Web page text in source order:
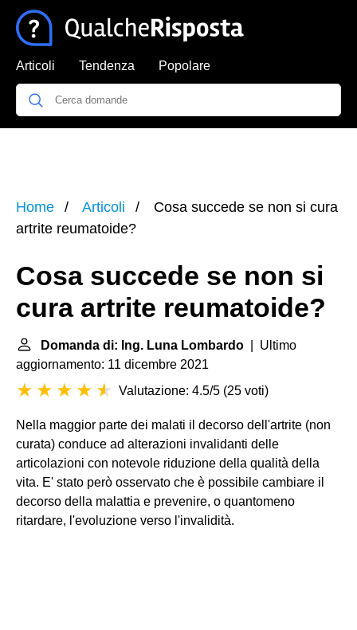
Articoli Tendenza Popolare
Home Articoli
Cosa succede se non si cura
artrite reumatoide?
Cosa succede se non si
cura artrite reumatoide?
Domanda di: Ing. Luna Lombardo | Ultimo
aggiornamento: 11 dicembre 2021
Valutazione: 4.5/5 (25 voti)
Nella maggior parte dei malati il decorso dell'artrite (non
curata) conduce ad alterazioni invalidanti delle
articolazioni con notevole riduzione della qualità della
vita. E' stato però osservato che è possibile cambiare il
decorso della malattia e prevenire, o quantomeno
ritardare, l'evoluzione verso l'invalidità.